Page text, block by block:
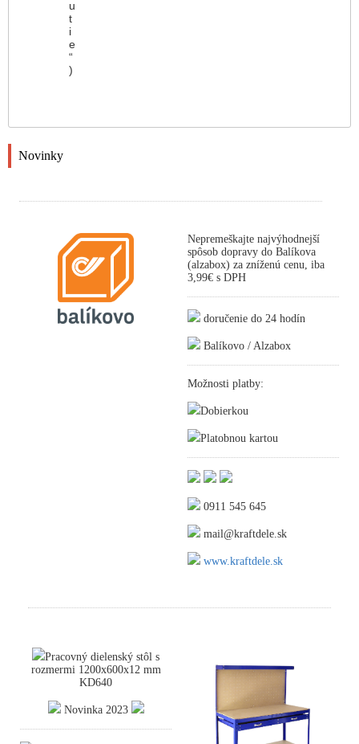
u
t
i
e
“
)
Novinky
Nepremeškajte najvýhodnejší
spôsob dopravy do Balíkova
(alzabox) za zníženú cenu, iba
3,99€ s DPH
doručenie do 24 hodín
Balíkovo / Alzabox
Možnosti platby:
Dobierkou
Platobnou kartou
0911 545 645
mail@kraftdele.sk
www.kraftdele.sk
Pracovný dielenský stôl s
rozmermi 1200x600x12 mm
KD640
Novinka 2023